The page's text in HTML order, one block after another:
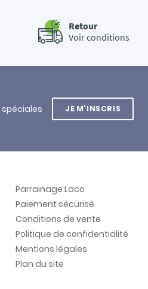
Retour
Voir conditions
JE M'INSCRIS
Parrainage Laco
Paiement sécurisé
Conditions de vente
Politique de confidentialité
Mentions légales
Plan du site